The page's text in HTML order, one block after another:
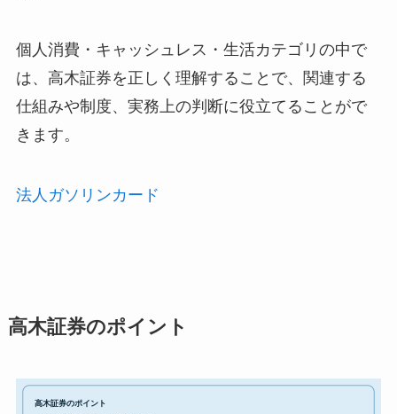
個人消費・キャッシュレス・生活カテゴリの中で
は、高木証券を正しく理解することで、関連する
仕組みや制度、実務上の判断に役立てることがで
きます。
法人ガソリンカード
高木証券のポイント
高木証券のポイント